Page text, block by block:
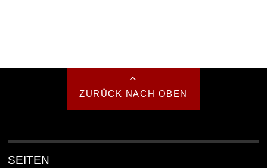
ZURÜCK NACH OBEN
SEITEN